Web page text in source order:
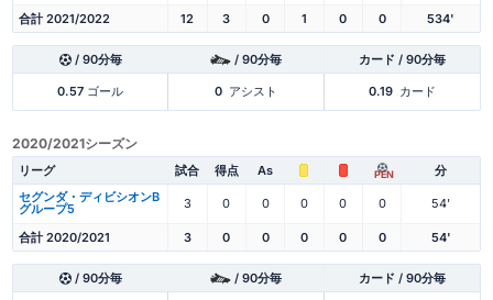
合計 2021/2022 12 3 0 1 0 0 534'
/ 90分毎 / 90分毎 カード / 90分毎
0.57 ゴール 0 アシスト 0.19 カード
2020/2021シーズン
リーグ 試合 得点 As PEN
分
セグンダ・ディビシオンB
グループ5 3 0 0 0 0 0 54'
合計 2020/2021 3 0 0 0 0 0 54'
/ 90分毎 / 90分毎 カード / 90分毎